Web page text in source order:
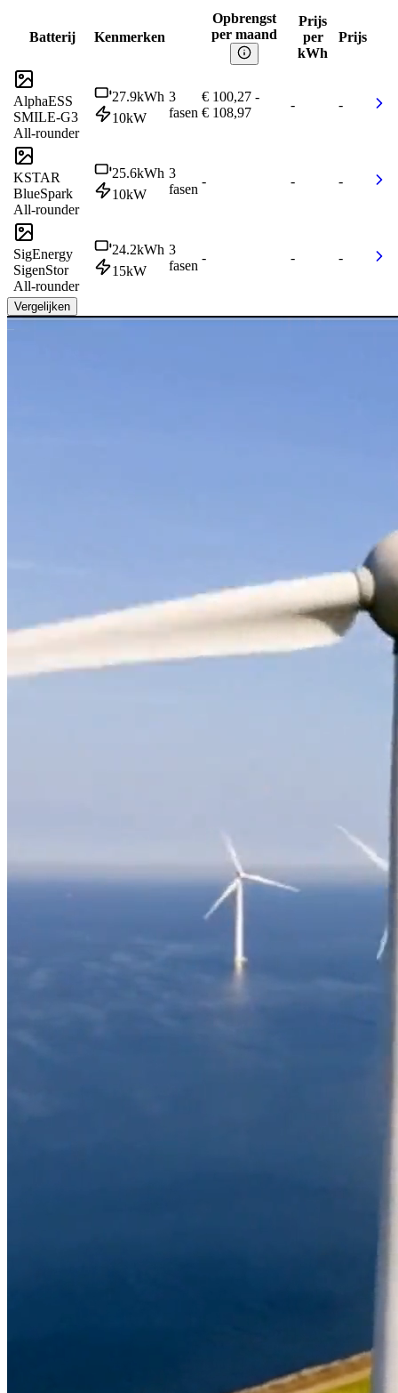
Batterij Kenmerken
Opbrengst
per maand
Prijs
per
kWh
Prijs
AlphaESS
SMILE-G3
All-rounder
27.9kWh
10kW
3
fasen
€ 100,27 -
€ 108,97
- -
KSTAR
BlueSpark
All-rounder
25.6kWh
10kW
3
fasen
- - -
SigEnergy
SigenStor
All-rounder
24.2kWh
15kW
3
fasen
- - -
Vergelijken